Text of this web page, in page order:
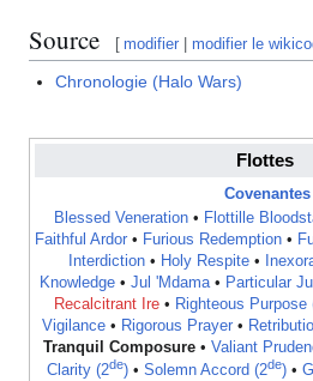
Source [ modifier |modifier le
Chronologie (Halo Wars)
Flottes
Covenantes
Blessed Veneration• Flottille
Faithful Ardor• Furious Redemption•
Interdiction • Holy Respite •
Knowledge• Jul 'Mdama• Particular
Recalcitrant Ire• Righteous Purpose
Vigilance• Rigorous Prayer•
Tranquil Composure • Valiant
Clarity (2de)• Solemn Accord (2de)•